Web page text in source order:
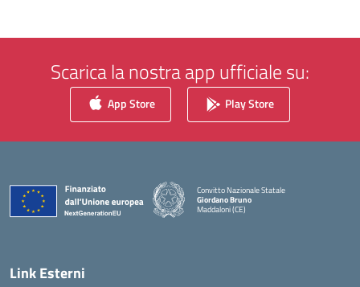
Scarica la nostra app ufficiale su:
App Store Play Store
Convitto Nazionale Statale
Giordano Bruno
Maddaloni (CE)
Link Esterni